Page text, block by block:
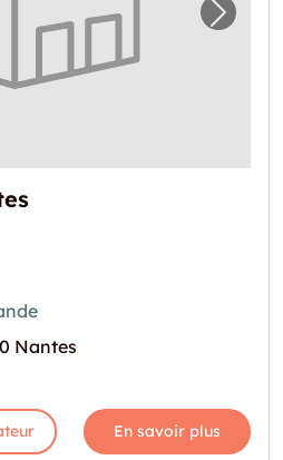
pour "Stockage à
Nantes
En savoir plus